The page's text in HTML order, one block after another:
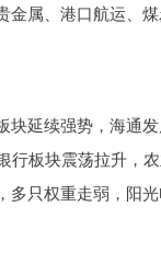
金属、港口航运、
块延续强势，海通
行板块震荡拉升，
多只权重走弱，阳